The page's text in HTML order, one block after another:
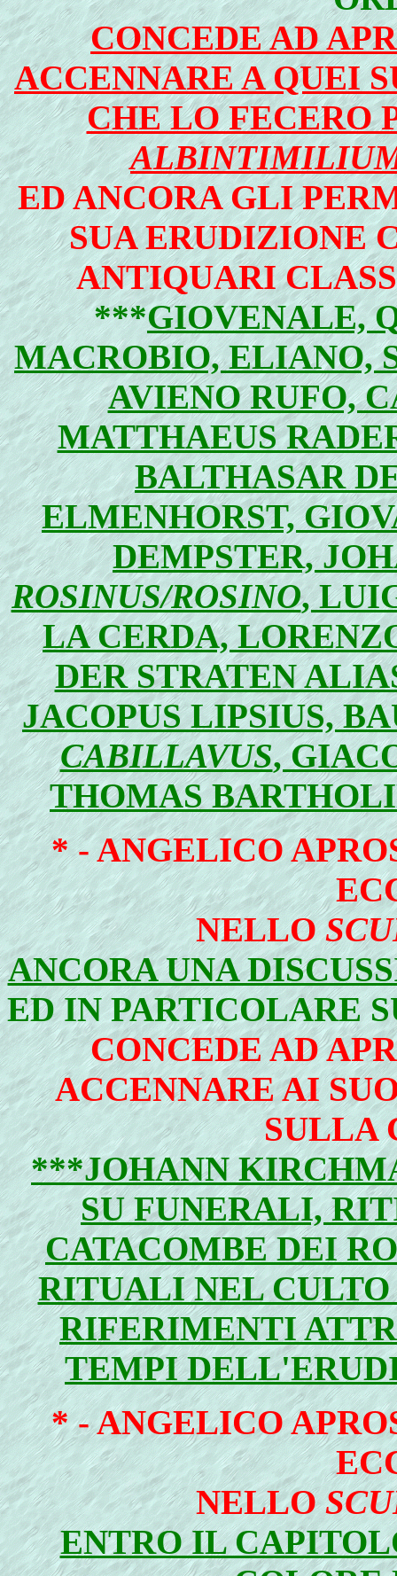
CONCEDE AD
ACCENNARE A QUEI
CHE LO FECERO
ED ANCORA GLI
SUA ERUDIZIONE
ANTIQUARI
***GIOVENALE,
MACROBIO, ELIANO,
AVIENO RUFO,
MATTHAEUS
BALTHASAR
ELMENHORST,
DEMPSTER,
ROSINUS/ROSINO,
LA CERDA,
DER STRATEN
JACOPUS LIPSIUS,
CABILLAVUS,
THOMAS
* -ANGELICO
NELLO
ANCORA UNA
ED IN PARTICOLARE
CONCEDE AD
ACCENNARE AI
SULLA
***JOHANN
SU FUNERALI,
CATACOMBE DEI
RITUALI NEL
RIFERIMENTI
TEMPI
* -ANGELICO
NELLO
ENTRO IL